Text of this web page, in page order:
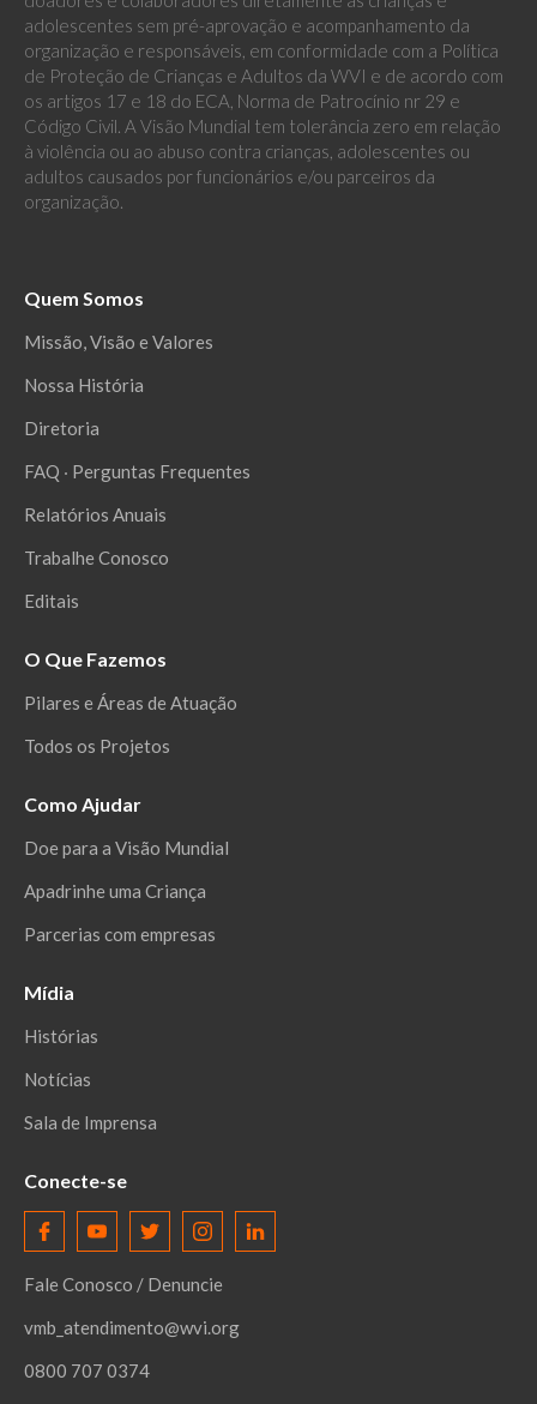
adolescentes sem pré-aprovação e acompanhamento da
organização e responsáveis, em conformidade com a Política
de Proteção de Crianças e Adultos da WVI e de acordo com
os artigos 17 e 18 do ECA, Norma de Patrocínio nr 29 e
Código Civil. A Visão Mundial tem tolerância zero em relação
à violência ou ao abuso contra crianças, adolescentes ou
adultos causados por funcionários e/ou parceiros da
organização.
Quem Somos
Missão, Visão e Valores
Nossa História
Diretoria
FAQ ‧ Perguntas Frequentes
Relatórios Anuais
Trabalhe Conosco
Editais
O Que Fazemos
Pilares e Áreas de Atuação
Todos os Projetos
Como Ajudar
Doe para a Visão Mundial
Apadrinhe uma Criança
Parcerias com empresas
Mídia
Histórias
Notícias
Sala de Imprensa
Conecte-se
Fale Conosco / Denuncie
vmb_atendimento@wvi.org
0800 707 0374